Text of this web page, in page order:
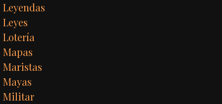
Leyendas
Leyes
Lotería
Mapas
Maristas
Mayas
Militar